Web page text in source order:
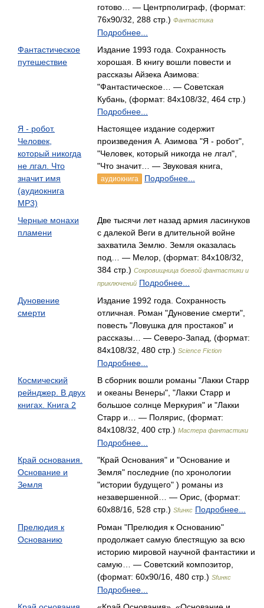
готово… — Центрполиграф, (формат:
76x90/32, 288 стр.) Фантастика
Подробнее...
Фантастическое
путешествие
Издание 1993 года. Сохранность
хорошая. В книгу вошли повести и
рассказы Айзека Азимова:
"Фантастическое… — Советская
Кубань, (формат: 84x108/32, 464 стр.)
Подробнее...
Я - робот.
Человек,
который никогда
не лгал. Что
значит имя
(аудиокнига
MP3)
Настоящее издание содержит
произведения А. Азимова "Я - робот",
"Человек, который никогда не лгал",
"Что значит… — Звуковая книга,
аудиокнига Подробнее...
Черные монахи
пламени
Две тысячи лет назад армия ласинуков
с далекой Веги в длительной войне
захватила Землю. Земля оказалась
под… — Мелор, (формат: 84x108/32,
384 стр.) Сокровищница боевой фантастики и
приключений Подробнее...
Дуновение
смерти
Издание 1992 года. Сохранность
отличная. Роман "Дуновение смерти",
повесть "Ловушка для простаков" и
рассказы… — Северо-Запад, (формат:
84x108/32, 480 стр.) Science Fiction
Подробнее...
Космический
рейнджер. В двух
книгах. Книга 2
В сборник вошли романы "Лакки Старр
и океаны Венеры", "Лакки Старр и
большое солнце Меркурия" и "Лакки
Старр и… — Полярис, (формат:
84x108/32, 400 стр.) Мастера фантастики
Подробнее...
Край основания.
Основание и
Земля
"Край Основания" и "Основание и
Земля" последние (по хронологии
"истории будущего" ) романы из
незавершенной… — Орис, (формат:
60x88/16, 528 стр.) Sfинкс Подробнее...
Прелюдия к
Основанию
Роман "Прелюдия к Основанию"
продолжает самую блестящую за всю
историю мировой научной фантастики и
самую… — Советский композитор,
(формат: 60x90/16, 480 стр.) Sfинкс
Подробнее...